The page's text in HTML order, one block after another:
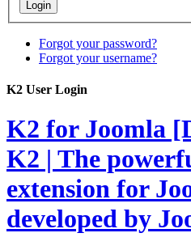
Forgot your password?
Forgot your username?
K2 User Login
K2 for Joomla
K2 | The
extension for
developed by